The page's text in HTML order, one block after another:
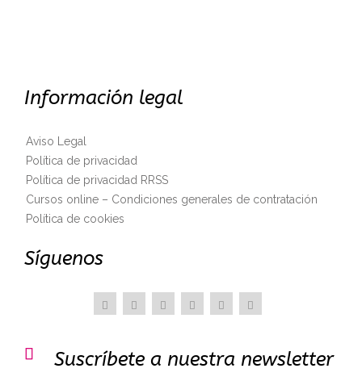
Información legal
Aviso Legal
Política de privacidad
Política de privacidad RRSS
Cursos online – Condiciones generales de contratación
Política de cookies
Síguenos
 Suscríbete a nuestra newsletter